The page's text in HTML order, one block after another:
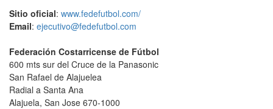
Sitio oficial: www.fedefutbol.com/
Email: ejecutivo@fedefutbol.com
Federación Costarricense de Fútbol
600 mts sur del Cruce de la Panasonic
San Rafael de Alajuelea
Radial a Santa Ana
Alajuela, San Jose 670-1000